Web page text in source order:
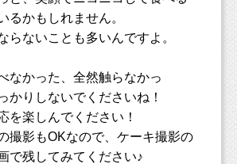
るかもしれません。
らないことも多いんですよ。
なかった、全然触らなかっ
かりしないでくださいね！
を楽しんでください！
撮影もOKなので、ケーキ撮影の
で残してみてください♪